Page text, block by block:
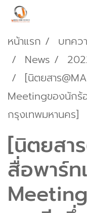
หน้าแรก บทคว
News
[นิตยสาร
Meetingของนักร้
กรุงเทพมหานคร]
[นิตยสา
สื่อพาร์ท